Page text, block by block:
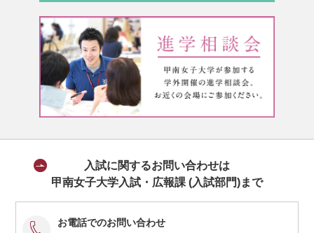
入試に関するお問い合わせは
甲南女子大学入試・広報課 (入試部門)まで
お電話でのお問い合わせ